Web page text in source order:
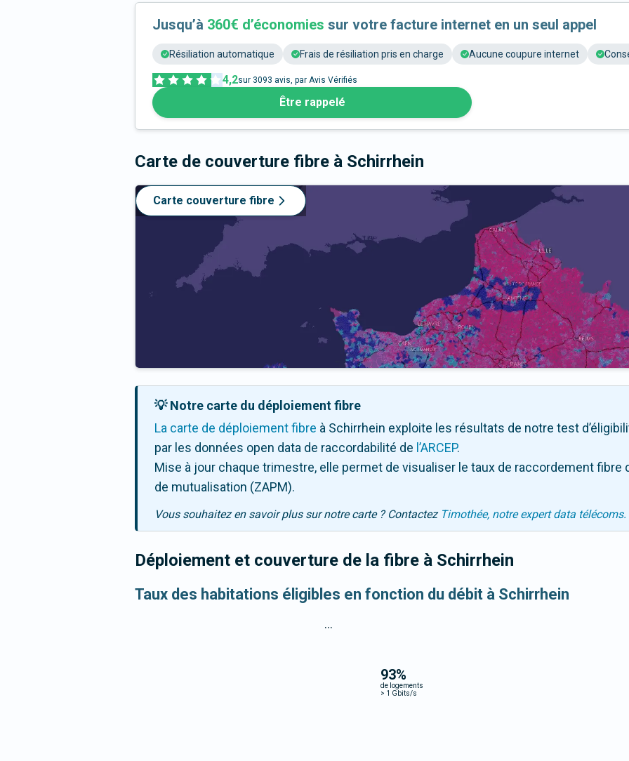
Jusqu’à 360€ d’économies sur votre facture internet en un seul appel
Résiliation automatique Frais de résiliation pris en charge Aucune coupure internet
4,2sur 3093 avis, par Avis Vérifiés
Être rappelé
Carte de couverture fibre à Schirrhein
Carte couverture fibre
💡 Notre carte du déploiement fibre
La carte de déploiement fibre à Schirrhein exploite les résultats de notre test
par les données open data de raccordabilité de l’ARCEP.
Mise à jour chaque trimestre, elle permet de visualiser le taux de raccordement fibre
de mutualisation (ZAPM).
Vous souhaitez en savoir plus sur notre carte ? Contactez Timothée, notre expert data télécoms.
Déploiement et couverture de la fibre à Schirrhein
Taux des habitations éligibles en fonction du débit à Schirrhein
93%
de logements
> 1 Gbits/s
...